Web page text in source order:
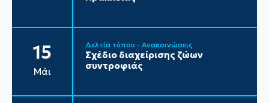
15
Μάι
Δελτία τύπου - Ανακοινώσεις
Σχέδιο διαχείρισης ζώων
συντροφιάς